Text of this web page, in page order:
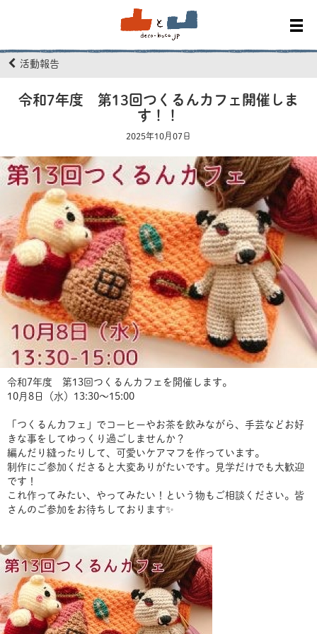
活動報告
令和7年度 第13回つくるんカフェ開催しま
す！！
2025年10月07日
令和7年度 第13回つくるんカフェを開催します。
10月8日（水）13:30～15:00
「つくるんカフェ」でコーヒーやお茶を飲みながら、手芸などお好
きな事をしてゆっくり過ごしませんか？
編んだり縫ったりして、可愛いケアマフを作っています。
制作にご参加くださると大変ありがたいです。見学だけでも大歓迎
です！
これ作ってみたい、やってみたい！という物もご相談ください。皆
さんのご参加をお待ちしております✨